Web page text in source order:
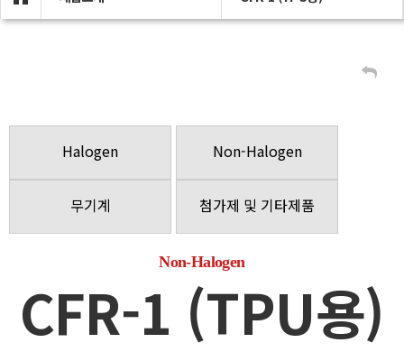
Halogen Non-Halogen
무기계 첨가제 및 기타제품
Non-Halogen
CFR-1 (TPU용)